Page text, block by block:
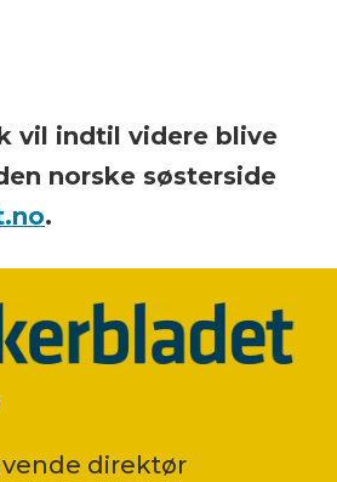
vil indtil videre blive
norske søsterside
.
direktør